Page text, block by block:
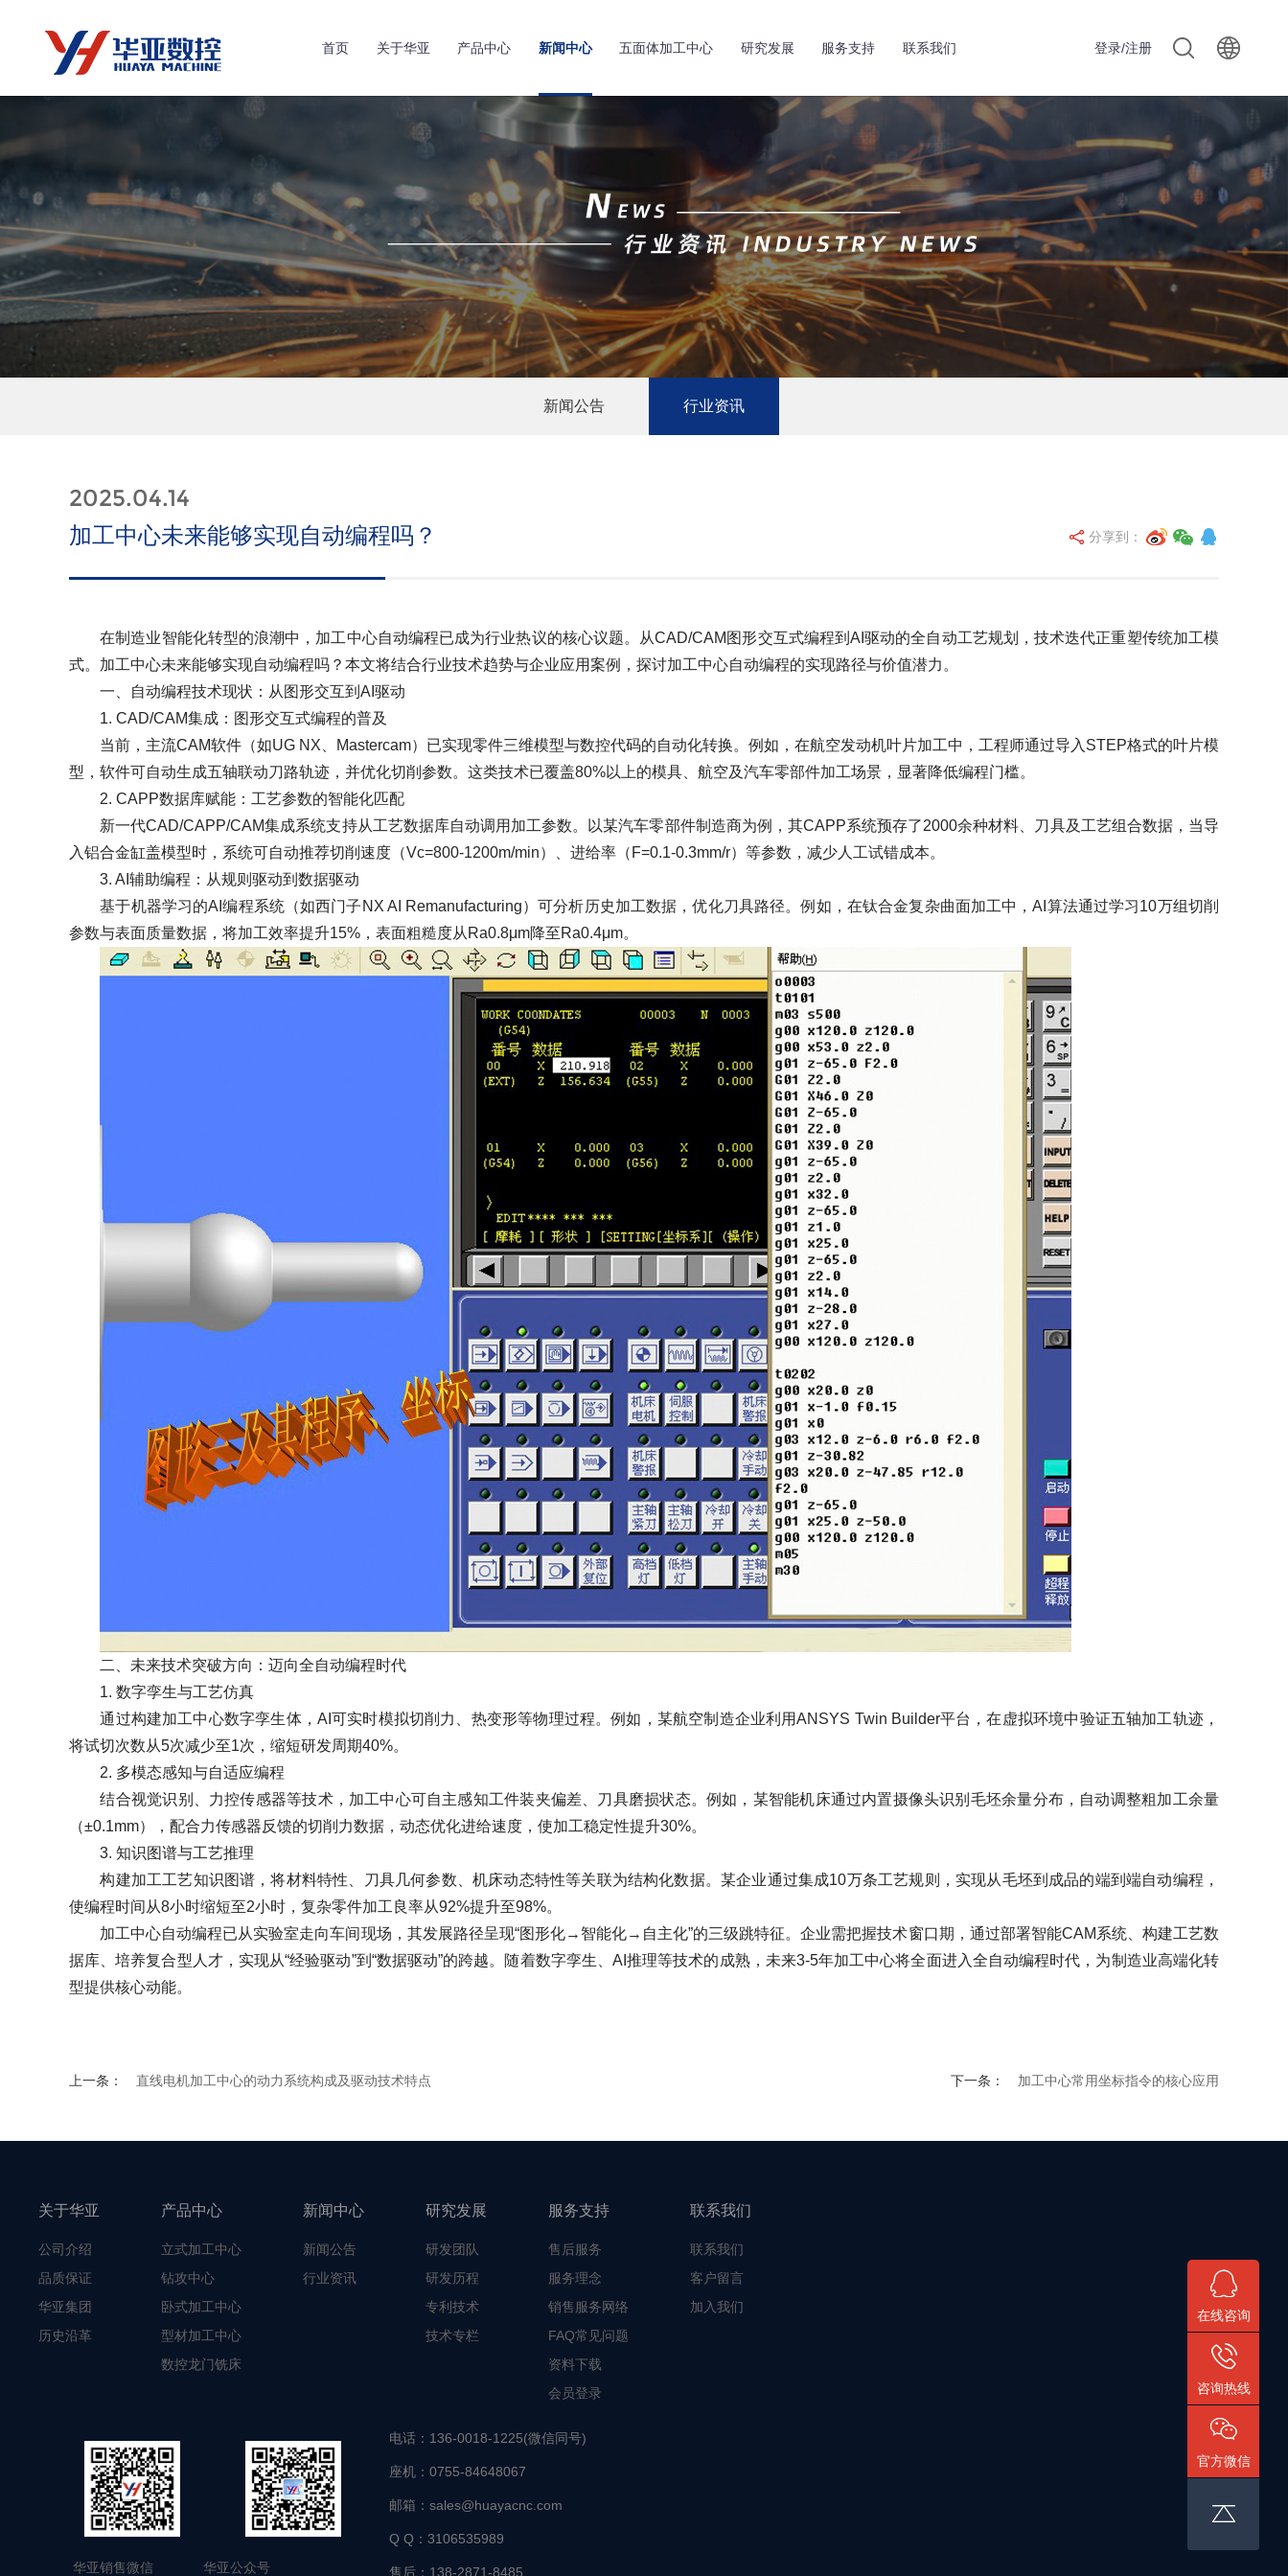
首页 关于华亚 产品中心 新闻中心 五面体加工中心 研究发展 服务支持 联系我们 登录/注册
新闻公告 行业资讯
2025.04.14
加工中心未来能够实现自动编程吗？ 分享到：
在制造业智能化转型的浪潮中，加工中心自动编程已成为行业热议的核心议题。从CAD/CAM图形交互式编程到AI驱动的全自动工艺规划，技术迭代正重塑传统加工模
式。加工中心未来能够实现自动编程吗？本文将结合行业技术趋势与企业应用案例，探讨加工中心自动编程的实现路径与价值潜力。
一、自动编程技术现状：从图形交互到AI驱动
1. CAD/CAM集成：图形交互式编程的普及
当前，主流CAM软件（如UG NX、Mastercam）已实现零件三维模型与数控代码的自动化转换。例如，在航空发动机叶片加工中，工程师通过导入STEP格式的叶片模
型，软件可自动生成五轴联动刀路轨迹，并优化切削参数。这类技术已覆盖80%以上的模具、航空及汽车零部件加工场景，显著降低编程门槛。
2. CAPP数据库赋能：工艺参数的智能化匹配
新一代CAD/CAPP/CAM集成系统支持从工艺数据库自动调用加工参数。以某汽车零部件制造商为例，其CAPP系统预存了2000余种材料、刀具及工艺组合数据，当导
入铝合金缸盖模型时，系统可自动推荐切削速度（Vc=800-1200m/min）、进给率（F=0.1-0.3mm/r）等参数，减少人工试错成本。
3. AI辅助编程：从规则驱动到数据驱动
基于机器学习的AI编程系统（如西门子NX AI Remanufacturing）可分析历史加工数据，优化刀具路径。例如，在钛合金复杂曲面加工中，AI算法通过学习10万组切削
参数与表面质量数据，将加工效率提升15%，表面粗糙度从Ra0.8μm降至Ra0.4μm。
二、未来技术突破方向：迈向全自动编程时代
1. 数字孪生与工艺仿真
通过构建加工中心数字孪生体，AI可实时模拟切削力、热变形等物理过程。例如，某航空制造企业利用ANSYS Twin Builder平台，在虚拟环境中验证五轴加工轨迹，
将试切次数从5次减少至1次，缩短研发周期40%。
2. 多模态感知与自适应编程
结合视觉识别、力控传感器等技术，加工中心可自主感知工件装夹偏差、刀具磨损状态。例如，某智能机床通过内置摄像头识别毛坯余量分布，自动调整粗加工余量
（±0.1mm），配合力传感器反馈的切削力数据，动态优化进给速度，使加工稳定性提升30%。
3. 知识图谱与工艺推理
构建加工工艺知识图谱，将材料特性、刀具几何参数、机床动态特性等关联为结构化数据。某企业通过集成10万条工艺规则，实现从毛坯到成品的端到端自动编程，
使编程时间从8小时缩短至2小时，复杂零件加工良率从92%提升至98%。
加工中心自动编程已从实验室走向车间现场，其发展路径呈现“图形化→智能化→自主化”的三级跳特征。企业需把握技术窗口期，通过部署智能CAM系统、构建工艺数
据库、培养复合型人才，实现从“经验驱动”到“数据驱动”的跨越。随着数字孪生、AI推理等技术的成熟，未来3-5年加工中心将全面进入全自动编程时代，为制造业高端化转
型提供核心动能。
上一条： 直线电机加工中心的动力系统构成及驱动技术特点 下一条： 加工中心常用坐标指令的核心应用
关于华亚
公司介绍
品质保证
华亚集团
历史沿革
产品中心
立式加工中心
钻攻中心
卧式加工中心
型材加工中心
数控龙门铣床
新闻中心
新闻公告
行业资讯
研究发展
研发团队
研发历程
专利技术
技术专栏
服务支持
售后服务
服务理念
销售服务网络
FAQ常见问题
资料下载
会员登录
联系我们
联系我们
客户留言
加入我们
华亚销售微信 华亚公众号
电话： 136-0018-1225(微信同号)
座机： 0755-84648067
邮箱： sales@huayacnc.com
Q Q： 3106535989
售后： 138-2871-8485
在线咨询
咨询热线
官方微信